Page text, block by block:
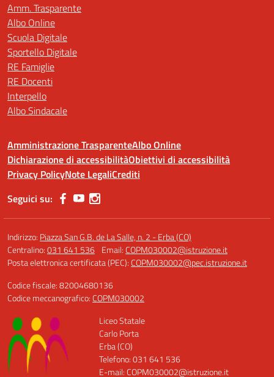
Amm. Trasparente
Albo Online
Scuola Digitale
Sportello Digitale
RE Famiglie
RE Docenti
Interpello
Albo Sindacale
Amministrazione TrasparenteAlbo Online
Dichiarazione di accessibilitàObiettivi di accessibilità
Privacy PolicyNote LegaliCrediti
Seguici su:
Indirizzo: Piazza San G.B. de La Salle, n. 2 - Erba (CO)
Centralino:031 641 536 Email: COPM030002@istruzione.it
Posta elettronica certificata (PEC): COPM030002@pec.istruzione.it
Codice fiscale: 82004680136
Codice meccanografico: COPM030002
Liceo Statale
Carlo Porta
Erba (CO)
Telefono: 031 641 536
E-mail: COPM030002@istruzione.it